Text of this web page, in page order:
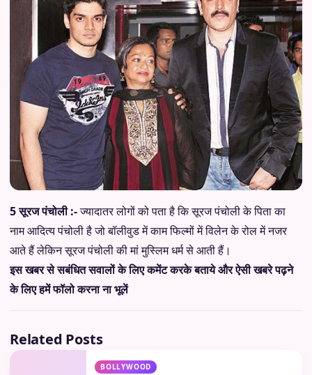
5 सूरज पंचोली :-ज्यादातर लोगों को पता है कि सूरज पंचोली के पिता का
नाम आदित्य पंचोली है जो बॉलीवुड में काम फिल्मों में विलेन के रोल में नजर
आते हैं लेकिन सूरज पंचोली की मां मुस्लिम धर्म से आती हैं।
इस खबर से सबंधित सवालों के लिए कमेंट करके बताये और ऐसी खबरे पढ़ने
के लिए हमें फॉलो करना ना भूलें
Related Posts
BOLLYWOOD